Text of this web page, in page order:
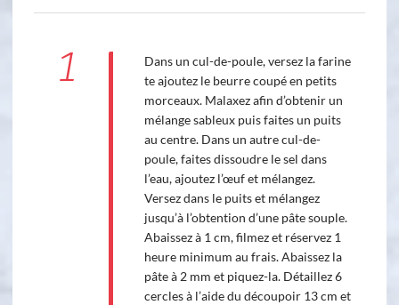
1
Dans un cul-de-poule, versez la farine
te ajoutez le beurre coupé en petits
morceaux. Malaxez afin d’obtenir un
mélange sableux puis faites un puits
au centre. Dans un autre cul-de-
poule, faites dissoudre le sel dans
l’eau, ajoutez l’œuf et mélangez.
Versez dans le puits et mélangez
jusqu’à l’obtention d’une pâte souple.
Abaissez à 1 cm, filmez et réservez 1
heure minimum au frais. Abaissez la
pâte à 2 mm et piquez-la. Détaillez 6
cercles à l’aide du découpoir 13 cm et